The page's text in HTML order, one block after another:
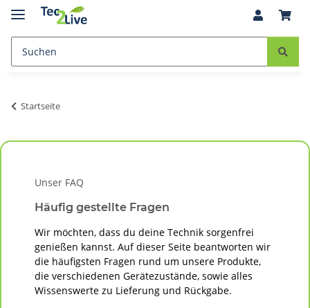
Startseite
Unser FAQ
Häufig gestellte Fragen
Wir möchten, dass du deine Technik sorgenfrei
genießen kannst. Auf dieser Seite beantworten wir
die häufigsten Fragen rund um unsere Produkte,
die verschiedenen Gerätezustände, sowie alles
Wissenswerte zu Lieferung und Rückgabe.